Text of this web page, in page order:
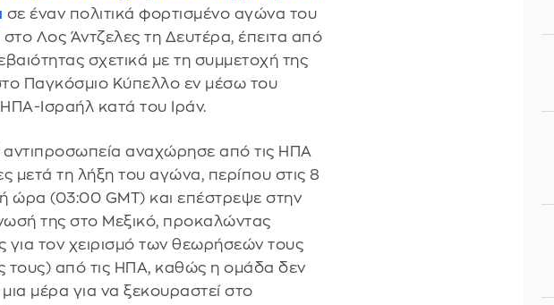
σε έναν πολιτικά φορτισμένο αγώνα του
Λος Άντζελες τη Δευτέρα, έπειτα από
σχετικά με τη συμμετοχή της
Παγκόσμιο Κύπελλο εν μέσω του
Ισραήλ κατά του Ιράν.
αντιπροσωπεία αναχώρησε από τις ΗΠΑ
μετά τη λήξη του αγώνα, περίπου στις 8
ώρα (03:00 GMT) και επέστρεψε στην
της στο Μεξικό, προκαλώντας
για τον χειρισμό των θεωρήσεών τους
τους) από τις ΗΠΑ, καθώς η ομάδα δεν
μια μέρα για να ξεκουραστεί στο